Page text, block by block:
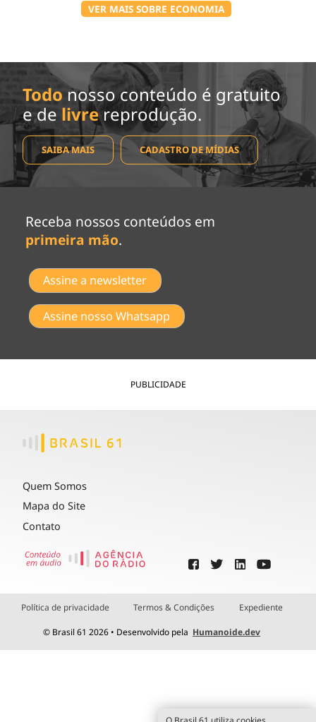
VER MAIS SOBRE ECONOMIA
Todo nosso conteúdo é gratuito
e de livrereprodução.
SAIBA MAIS CADASTRO DE MÍDIAS
Receba nossos conteúdos em
primeira mão.
Assine a newsletter
Assine nosso Whatsapp
PUBLICIDADE
Quem Somos
Mapa do Site
Contato
Política de privacidade Termos & Condições Expediente
© Brasil 61 2026 • Desenvolvido pela Humanoide.dev